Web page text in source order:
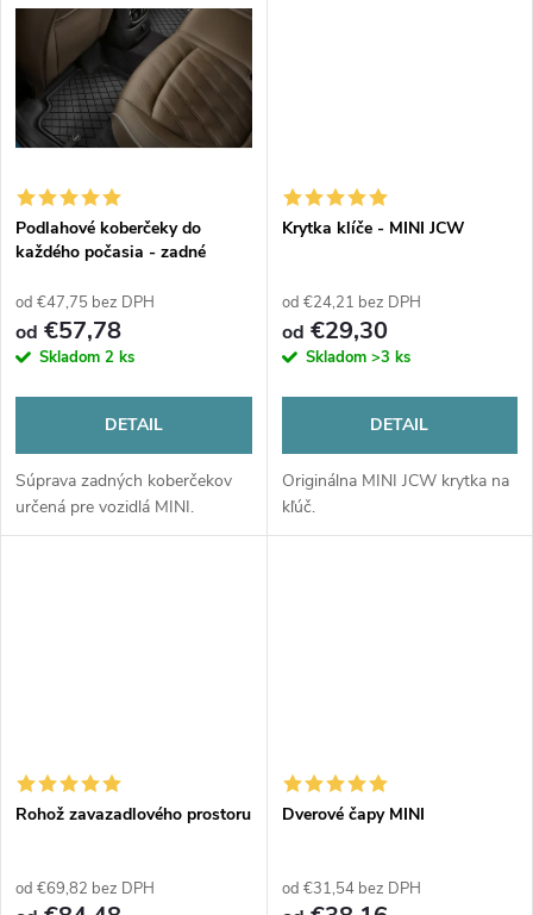
t
o
v
t
o
v
Podlahové koberčeky do
každého počasia - zadné
od €47,75 bez DPH
od €57,78
Skladom 2 ks
DETAIL
Súprava zadných koberčekov
určená pre vozidlá MINI.
Krytka klíče - MINI JCW
od €24,21 bez DPH
od €29,30
Skladom >3 ks
DETAIL
Originálna MINI JCW krytka na
kľúč.
Rohož zavazadlového prostoru
od €69,82 bez DPH
Dverové čapy MINI
od €31,54 bez DPH